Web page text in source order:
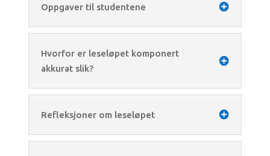
Oppgaver til studentene
Hvorfor er leseløpet komponert
akkurat slik?
Refleksjoner om leseløpet